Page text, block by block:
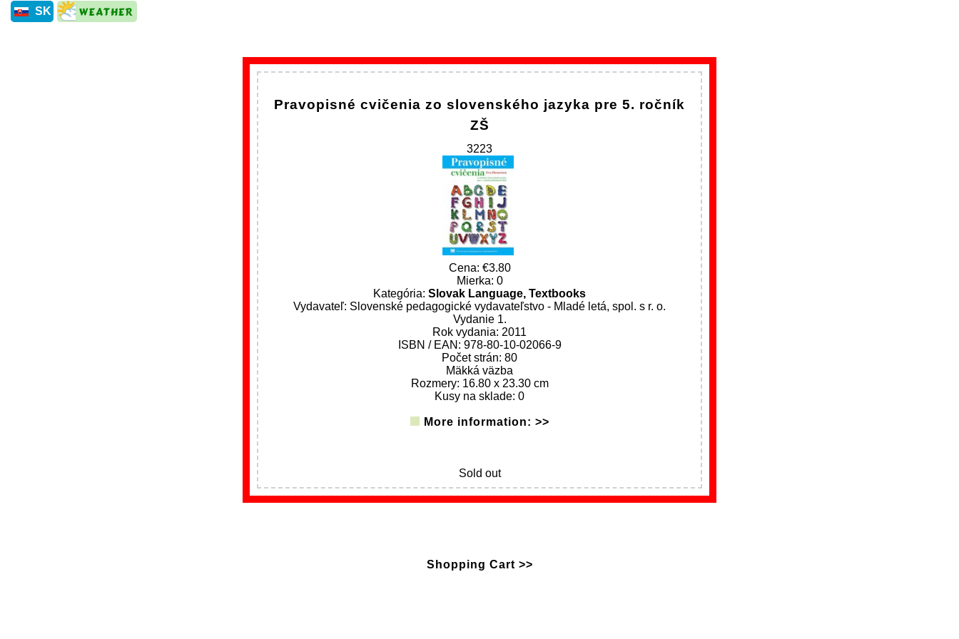
SK
Pravopisné cvičenia zo slovenského jazyka pre 5. ročník
ZŠ
3223
Cena:
3.80
Mierka: 0
Kategória: Slovak Language, Textbooks
Vydavateľ: Slovenské pedagogické vydavateľstvo - Mladé letá, spol. s r. o.
Vydanie 1.
Rok vydania: 2011
ISBN / EAN: 978-80-10-02066-9
Počet strán: 80
Mäkká väzba
Rozmery: 16.80 x 23.30 cm
Kusy na sklade: 0
More information: >>
Sold out
Shopping Cart >>